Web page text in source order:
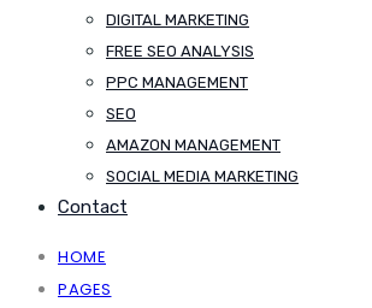
DIGITAL MARKETING
FREE SEO ANALYSIS
PPC MANAGEMENT
SEO
AMAZON MANAGEMENT
SOCIAL MEDIA MARKETING
Contact
HOME
PAGES